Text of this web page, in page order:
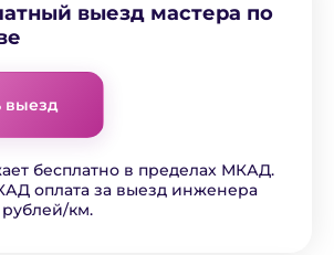
выезд мастера по
выезд
бесплатно в пределах МКАД.
оплата за выезд инженера
рублей/км.